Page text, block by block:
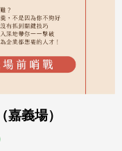
嘉義場）